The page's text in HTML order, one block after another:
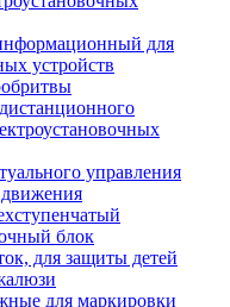
для
устройств
управления
блок
для защиты детей
для маркировки